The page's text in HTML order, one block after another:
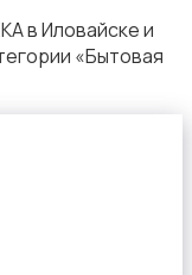
в Иловайске и
«Бытовая